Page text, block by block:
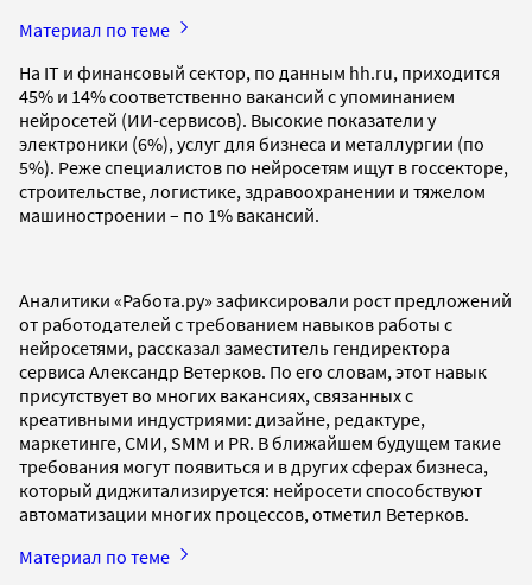
Материал по теме
На IТ и финансовый сектор, по данным hh.ru, приходится
45% и 14% соответственно вакансий с упоминанием
нейросетей (ИИ-сервисов). Высокие показатели у
электроники (6%), услуг для бизнеса и металлургии (по
5%). Реже специалистов по нейросетям ищут в госсекторе,
строительстве, логистике, здравоохранении и тяжелом
машиностроении – по 1% вакансий.
Аналитики «Работа.ру» зафиксировали рост предложений
от работодателей с требованием навыков работы с
нейросетями, рассказал заместитель гендиректора
сервиса Александр Ветерков. По его словам, этот навык
присутствует во многих вакансиях, связанных с
креативными индустриями: дизайне, редактуре,
маркетинге, СМИ, SMM и PR. В ближайшем будущем такие
требования могут появиться и в других сферах бизнеса,
который диджитализируется: нейросети способствуют
автоматизации многих процессов, отметил Ветерков.
Материал по теме